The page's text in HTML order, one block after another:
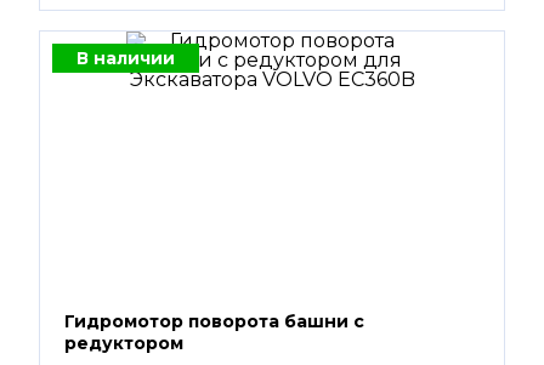
В наличии
Гидромотор поворота башни с
редуктором